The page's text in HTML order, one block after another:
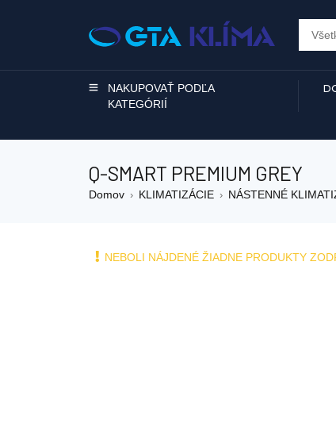
NAKUPOVAŤ PODĽA
KATEGÓRIÍ
Q-SMART PREMIUM GREY
Domov › KLIMATIZÁCIE › NÁSTENNÉ
NEBOLI NÁJDENÉ ŽIADNE PRODUKTY